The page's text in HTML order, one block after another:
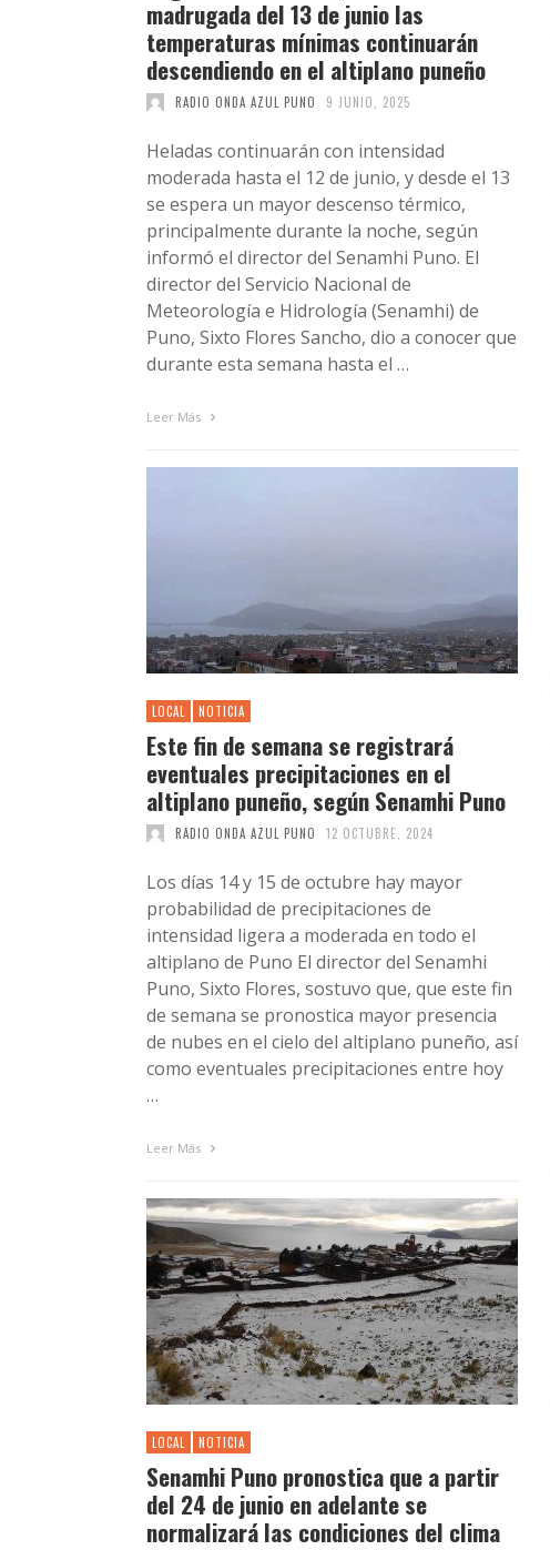
madrugada del 13 de junio las
temperaturas mínimas continuarán
descendiendo en el altiplano puneño
RADIO ONDA AZUL PUNO 9 JUNIO, 2025
Heladas continuarán con intensidad
moderada hasta el 12 de junio, y desde el 13
se espera un mayor descenso térmico,
principalmente durante la noche, según
informó el director del Senamhi Puno. El
director del Servicio Nacional de
Meteorología e Hidrología (Senamhi) de
Puno, Sixto Flores Sancho, dio a conocer que
durante esta semana hasta el …
Leer Más
LOCAL NOTICIA
Este fin de semana se registrará
eventuales precipitaciones en el
altiplano puneño, según Senamhi Puno
RADIO ONDA AZUL PUNO 12 OCTUBRE, 2024
Los días 14 y 15 de octubre hay mayor
probabilidad de precipitaciones de
intensidad ligera a moderada en todo el
altiplano de Puno El director del Senamhi
Puno, Sixto Flores, sostuvo que, que este fin
de semana se pronostica mayor presencia
de nubes en el cielo del altiplano puneño, así
como eventuales precipitaciones entre hoy
…
Leer Más
LOCAL NOTICIA
Senamhi Puno pronostica que a partir
del 24 de junio en adelante se
normalizará las condiciones del clima